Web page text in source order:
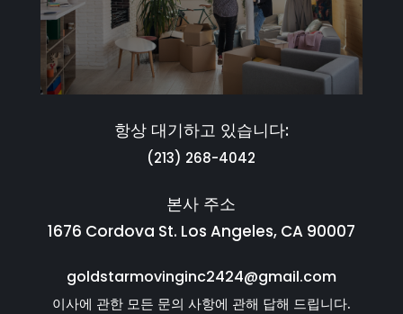
항상 대기하고 있습니다:
(213) 268-4042
본사 주소
1676 Cordova St. Los Angeles, CA 90007
goldstarmovinginc2424@gmail.com
이사에 관한 모든 문의 사항에 관해 답해 드립니다.